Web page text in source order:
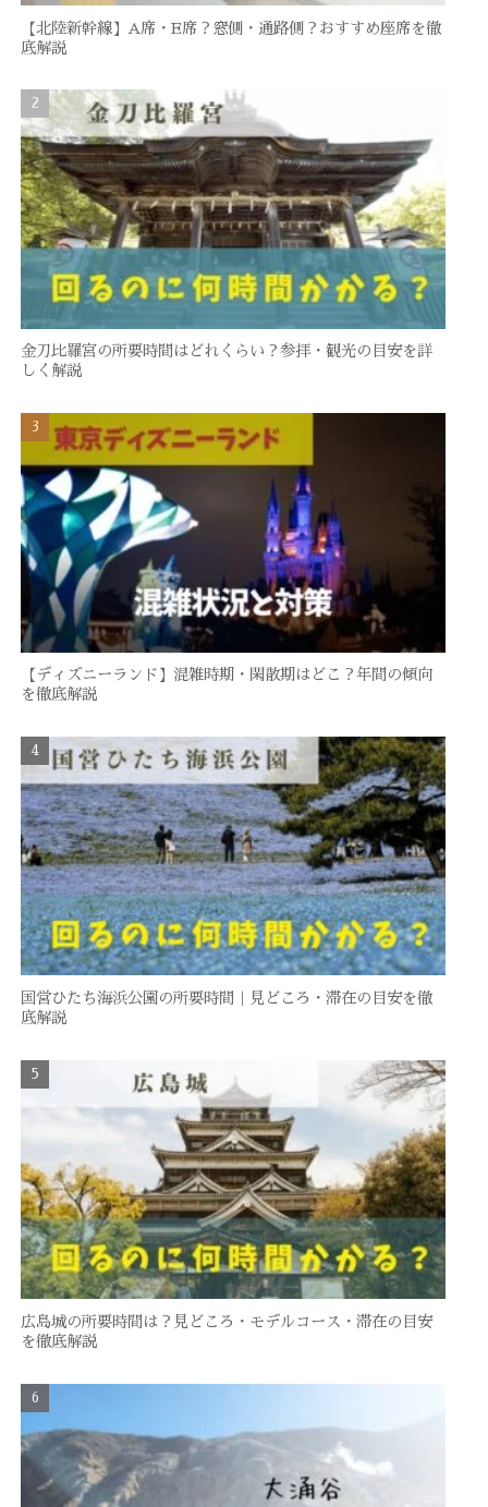
【北陸新幹線】A席・E席？窓側・通路側？おすすめ座席を徹
底解説
金刀比羅宮の所要時間はどれくらい？参拝・観光の目安を詳
しく解説
【ディズニーランド】混雑時期・閑散期はどこ？年間の傾向
を徹底解説
国営ひたち海浜公園の所要時間｜見どころ・滞在の目安を徹
底解説
広島城の所要時間は？見どころ・モデルコース・滞在の目安
を徹底解説